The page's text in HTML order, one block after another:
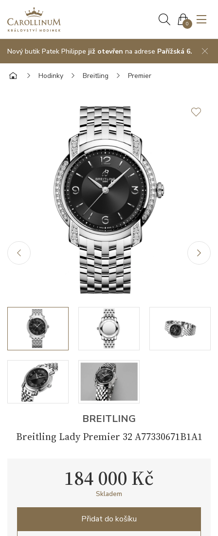
0
Nový butik Patek Philippe již otevřen na adrese Pařížská 6.
Hodinky Breitling Premier
BREITLING
Breitling Lady Premier 32 A77330671B1A1
184 000 Kč
Skladem
Přidat do košíku